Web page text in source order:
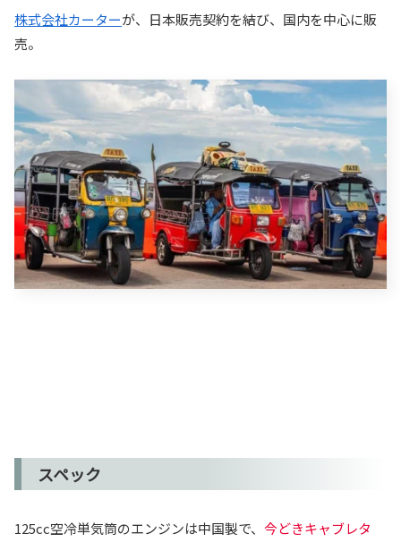
株式会社カーターが、日本販売契約を結び、国内を中心に販
売。
スペック
125cc空冷単気筒のエンジンは中国製で、 今どきキャブレタ